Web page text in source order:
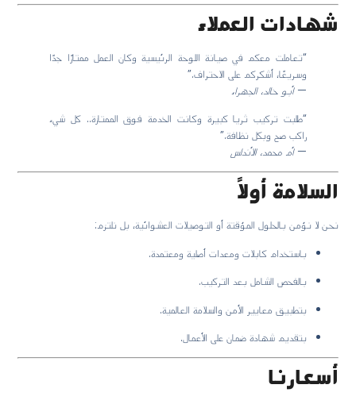
شهادات العملاء
“تعاملت معكم في صيانة اللوحة الرئيسية وكان العمل ممتازًا جدًا
وسريعًا، أشكركم على الاحتراف.”
—أبو خالد، الجهراء
“طلبت تركيب ثريا كبيرة وكانت الخدمة فوق الممتازة.. كل شيء
راكب صح وبكل نظافة.”
—أم محمد، الأندلس
السلامة أولاً
نحن لا نؤمن بالحلول المؤقتة أو التوصيلات العشوائية، بل نلتزم:
باستخدام كابلات ومعدات أصلية ومعتمدة.
بالفحص الشامل بعد التركيب.
بتطبيق معايير الأمن والسلامة العالمية.
بتقديم شهادة ضمان على الأعمال.
أسعارنا